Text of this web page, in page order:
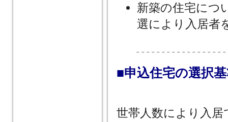
新築の住宅につ
選により入居者
■申込住宅の選択
世帯人数により入